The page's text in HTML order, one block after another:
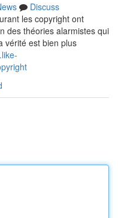
Discuss
les copyright ont
des théories alarmistes qui
vérité est bien plus